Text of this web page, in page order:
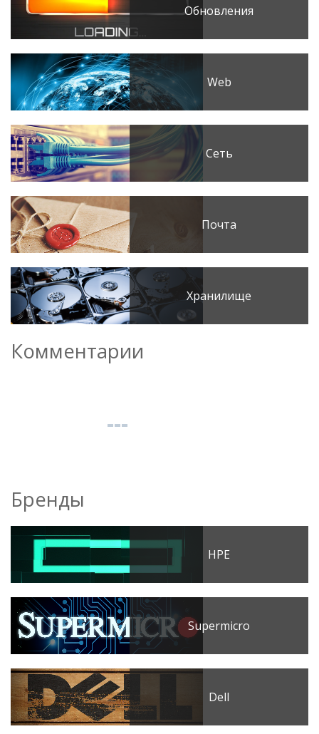
Обновления
Web
Сеть
Почта
Хранилище
Комментарии
Бренды
HPE
Supermicro
Dell